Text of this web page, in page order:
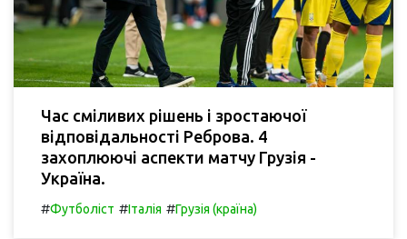
Час сміливих рішень і зростаючої
відповідальності Реброва. 4
захоплюючі аспекти матчу Грузія -
Україна.
#Футболіст #Італія #Грузія (країна)